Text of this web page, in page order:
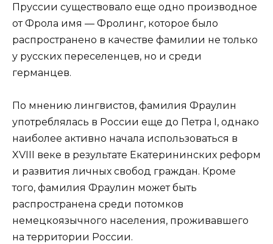
Пруссии существовало еще одно производное
от Фрола имя — Фролинг, которое было
распространено в качестве фамилии не только
у русских переселенцев, но и среди
германцев.
По мнению лингвистов, фамилия Фраулин
употреблялась в России еще до Петра I, однако
наиболее активно начала использоваться в
XVIII веке в результате Екатерининских реформ
и развития личных свобод граждан. Кроме
того, фамилия Фраулин может быть
распространена среди потомков
немецкоязычного населения, проживавшего
на территории России.